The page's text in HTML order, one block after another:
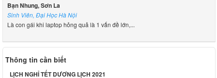
Bạn Nhung, Sơn La
Sinh Viên, Đại Học Hà Nội
Là con gái khi laptop hỏng quả là 1 vấn đề lớn,...
Thông tin cần biết
LỊCH NGHỈ TẾT DƯƠNG LỊCH 2021